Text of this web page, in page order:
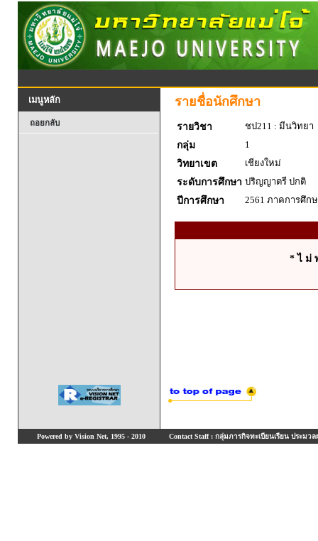
เมนูหลัก
ถอยกลับ
รายชื่อนักศึกษา
รายวิชา
ชป211 : มีนวิทยา
กลุ่ม
1
วิทยาเขต
เชียงใหม่
ระดับการศึกษา ปริญญาตรี ปกติ
ปีการศึกษา
2561 ภาคการศึก
* ไ ม่
Powered by Vision Net, 1995 - 2010 Contact Staff : กลุ่มภารกิจทะเบียนเรียน ประมวล